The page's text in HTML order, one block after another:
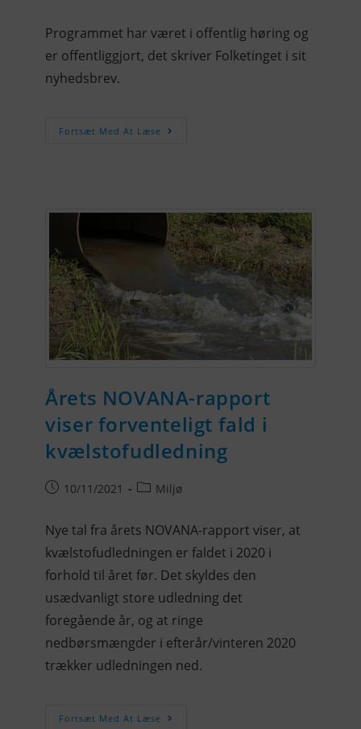
Programmet har været i offentlig høring og
er offentliggjort, det skriver Folketinget i sit
nyhedsbrev.
Fortsæt Med At Læse
Årets NOVANA-rapport
viser forventeligt fald i
kvælstofudledning
10/11/2021 Miljø
Nye tal fra årets NOVANA-rapport viser, at
kvælstofudledningen er faldet i 2020 i
forhold til året før. Det skyldes den
usædvanligt store udledning det
foregående år, og at ringe
nedbørsmængder i efterår/vinteren 2020
trækker udledningen ned.
Fortsæt Med At Læse